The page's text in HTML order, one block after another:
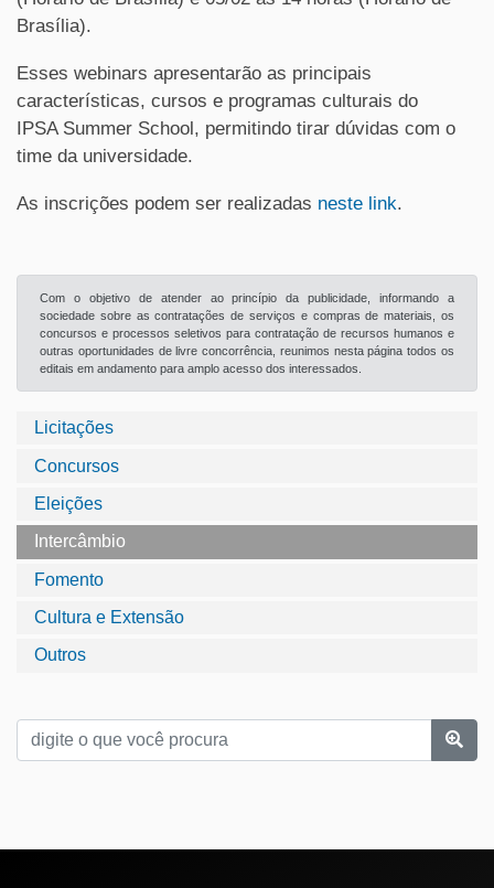
Licitações
Concursos
Eleições
Intercâmbio
Fomento
Cultura e Extensão
Outros
Brasília).
Esses webinars apresentarão as principais
características, cursos e programas culturais do
IPSA Summer School, permitindo tirar dúvidas com o
time da universidade.
As inscrições podem ser realizadas neste link.
Com o objetivo de atender ao princípio da publicidade, informando a
sociedade sobre as contratações de serviços e compras de materiais, os
concursos e processos seletivos para contratação de recursos humanos e
outras oportunidades de livre concorrência, reunimos nesta página todos os
editais em andamento para amplo acesso dos interessados.